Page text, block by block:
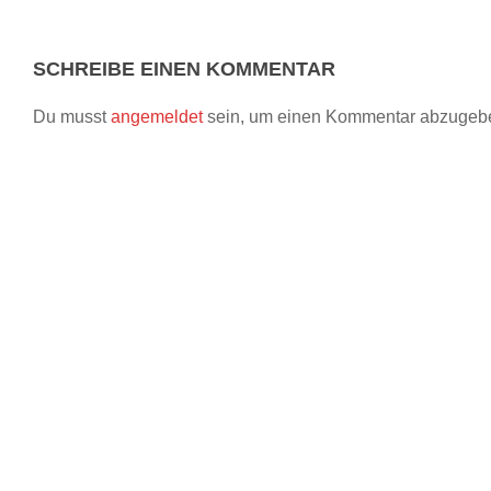
SCHREIBE EINEN KOMMENTAR
Du musstangemeldetsein, um einen Kommentar